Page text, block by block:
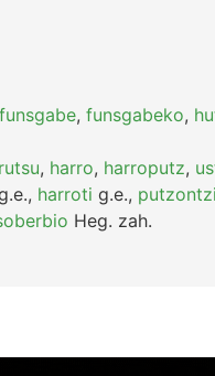
funsgabe, funsgabeko,
, harro, harroputz,
, harroti g.e., putzontzi
Heg. zah.